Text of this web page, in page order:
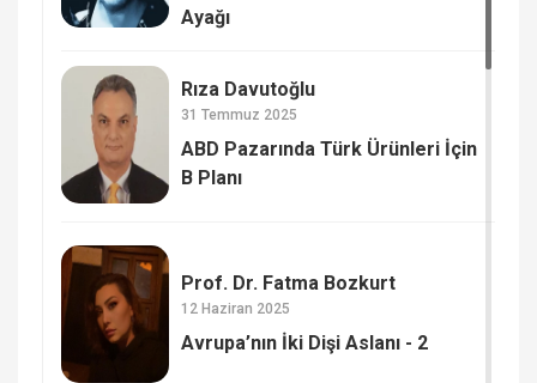
Ayağı
Rıza Davutoğlu
31 Temmuz 2025
ABD Pazarında Türk Ürünleri İçin
B Planı
Prof. Dr. Fatma Bozkurt
12 Haziran 2025
Avrupa’nın İki Dişi Aslanı - 2